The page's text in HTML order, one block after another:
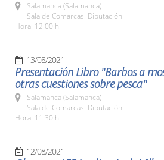
Salamanca (Salamanca)
Sala de Comarcas. Diputación
Hora: 12:00 h.
13/08/2021
Presentación Libro "Barbos a
otras cuestiones sobre pesca"
Salamanca (Salamanca)
Sala de Comarcas. Diputación
Hora: 11:30 h.
12/08/2021